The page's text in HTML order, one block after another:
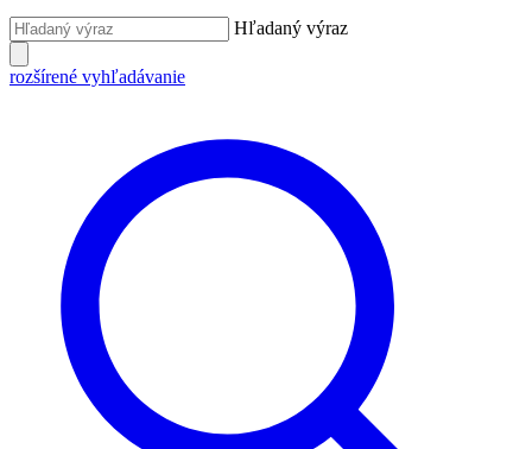
Hľadaný výraz
rozšírené vyhľadávanie